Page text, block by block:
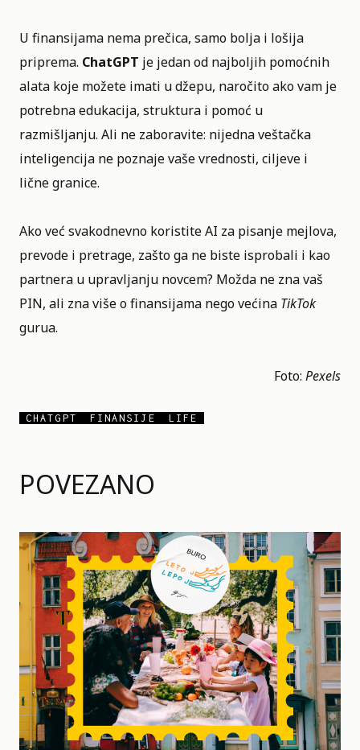
POVEZANO
U finansijama nema prečica, samo bolja i lošija
priprema. ChatGPT je jedan od najboljih pomoćnih
alata koje možete imati u džepu, naročito ako vam je
potrebna edukacija, struktura i pomoć u
razmišljanju. Ali ne zaboravite: nijedna veštačka
inteligencija ne poznaje vaše vrednosti, ciljeve i
lične granice.
Ako već svakodnevno koristite AI za pisanje mejlova,
prevode i pretrage, zašto ga ne biste isprobali i kao
partnera u upravljanju novcem? Možda ne zna vaš
PIN, ali zna više o finansijama nego većina TikTok
gurua.
Foto: Pexels
CHATGPT FINANSIJE LIFE